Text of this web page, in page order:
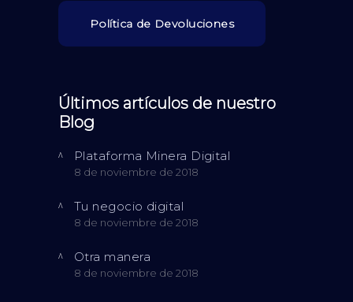
Política de Devoluciones
Últimos artículos de nuestro
Blog
Plataforma Minera Digital
8 de noviembre de 2018
Tu negocio digital
8 de noviembre de 2018
Otra manera
8 de noviembre de 2018